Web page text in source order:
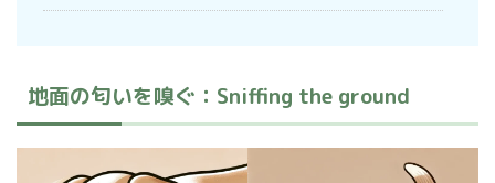
地面の匂いを嗅ぐ：Sniffing the ground